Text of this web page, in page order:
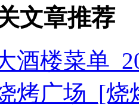
文章推荐
酒楼菜单
烤广场_[